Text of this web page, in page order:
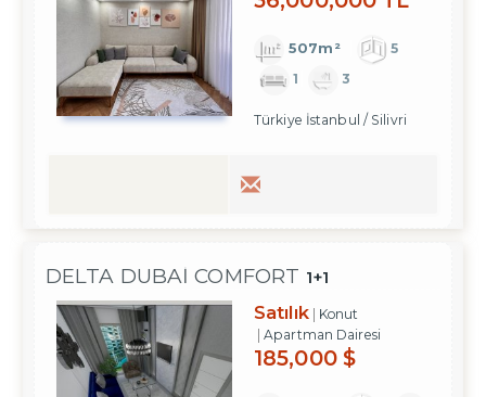
507m²
5
1
3
Türkiye İstanbul / Silivri
DELTA DUBAI COMFORT 1+1
Satılık
Konut
Apartman Dairesi
185,000 $